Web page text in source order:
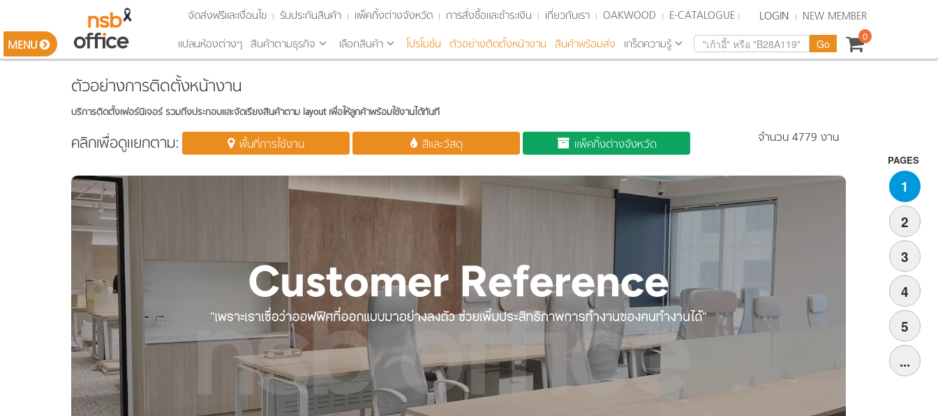
MENU
LOGIN NEW MEMBER
จัดส่งฟรีและเงื่อนไข รับประกันสินค้า แพ็คกิ้งต่างจังหวัด การสั่งซื้อและชำระเงิน เกี่ยวกับเรา OAKWOOD
E-CATALOGUE
แปลนห้องต่างๆ สินค้าตามธุรกิจ เลือกสินค้า โปรโมชั่น ตัวอย่างติดตั้งหน้างาน สินค้าพร้อมส่ง เกร็ดความรู้
0
Smart Classroom ห้องเรียนอัจฉริยะ
ชุดโต๊ะทำงาน ซีรีส์ต่างๆ (Work series)
โต๊ะผู้บริหาร และตู้ด้านหลัง
ตู้เอกสารไม้ ตู้ลิ้นชัก ตู้อเนกประสงค์
โต๊ะบาร์คาเฟ่ โต๊ะอเนกประสงค์
เคาน์เตอร์ต้อนรับ โต๊ะเคาน์เตอร์สูง
เก้าอี้สำนักงาน เก้าอี้ผู้บริหาร เก้าอี้รับแขก
เก้าอี้ประชุม พักคอย เล๊คเชอร์ บาร์
เก้าอี้โมเดิร์น ตกแต่งพื้นที่
เฟอร์นิเจอร์เหล็กแบรนด์ดัง
เฟอร์นิเจอร์โรงเรียน สถานศึกษา
เฟอร์นิเจอร์คลินิก ห้องแล็บ ห้องปฎิบัติการ
งานกั้นพาร์ทิชั่น และสกรีนกั้นบนโต๊ะ
โซฟารับรอง โต๊ะกลาง
ตู้เซฟ ตู้เซฟดิจิตอล
เฟอร์นิเจอร์สแตนเลส
เฟอร์นิเจอร์อื่นๆ
ตัวอย่างการติดตั้งหน้างาน
บริการติดตั้งเฟอร์นิเจอร์ รวมถึงประกอบและจัดเรียงสินค้าตาม layout เพื่อให้ลูกค้าพร้อมใช้งานได้ทันที
คลิกเพื่อดูแยกตาม: พื้นที่การใช้งาน สีและวัสดุ แพ็คกิ้งต่างจังหวัด จำนวน 4779 งาน
PAGES
1
2
3
4
5
...